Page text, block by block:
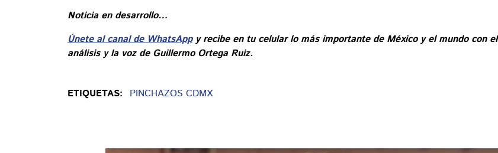
Noticia en desarrollo…
Únete al canal de WhatsAppy recibe en tu celular lo más importante de México y el mundo con el
análisis y la voz de Guillermo Ortega Ruiz.
ETIQUETAS: PINCHAZOS CDMX